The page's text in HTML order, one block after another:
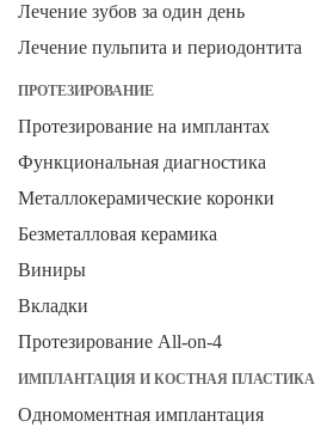
Лечение зубов за один день
Лечение пульпита и периодонтита
ПРОТЕЗИРОВАНИЕ
Протезирование на имплантах
Функциональная диагностика
Металлокерамические коронки
Безметалловая керамика
Виниры
Вкладки
Протезирование All-on-4
ИМПЛАНТАЦИЯ И КОСТНАЯ ПЛАСТИКА
Одномоментная имплантация